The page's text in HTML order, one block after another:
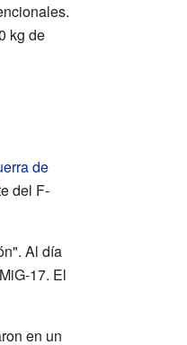
kg de
de
del F-
Al día
17. El
en un